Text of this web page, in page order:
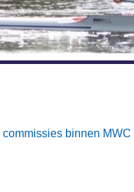
binnen MWC